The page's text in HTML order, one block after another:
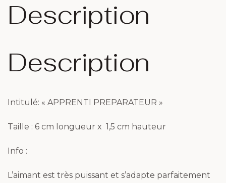
Description
Description
Intitulé: « APPRENTI PREPARATEUR »
Taille : 6 cm longueur x 1,5 cm hauteur
Info :
L’aimant est très puissant et s’adapte parfaitement